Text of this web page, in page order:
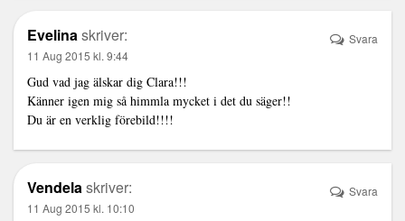
Evelinaskriver:
11 Aug 2015 kl. 9:44
Gud vad jag älskar dig Clara!!!
Känner igen mig så himmla mycket i det du säger!!
Du är en verklig förebild!!!!
Svara
Vendelaskriver:
11 Aug 2015 kl. 10:10
Svara